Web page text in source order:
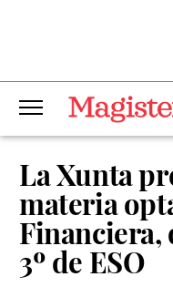
La Xunta
materia
Financiera,
3º de ESO